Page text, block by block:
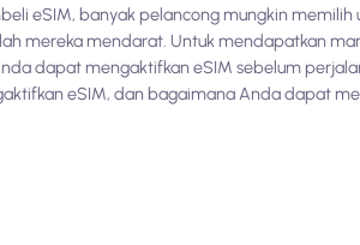
eSIM, banyak pelancong mungkin memilih
mereka mendarat. Untuk mendapatkan
dapat mengaktifkan eSIM sebelum
eSIM, dan bagaimana Anda dapat